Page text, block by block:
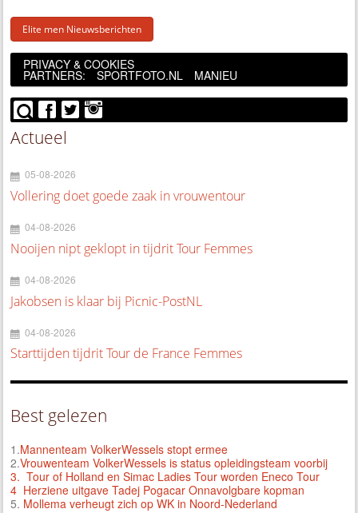
Elite men Nieuwsberichten
PRIVACY & COOKIES
PARTNERS: SPORTFOTO.NL MANIEU
Actueel
05-08-2026
Vollering doet goede zaak in vrouwentour
04-08-2026
Nooijen nipt geklopt in tijdrit Tour Femmes
04-08-2026
Jakobsen is klaar bij Picnic-PostNL
04-08-2026
Starttijden tijdrit Tour de France Femmes
Best gelezen
1.Mannenteam VolkerWessels stopt ermee
2.Vrouwenteam VolkerWessels is status opleidingsteam voorbij
3. Tour of Holland en Simac Ladies Tour worden Eneco Tour
4 Herziene uitgave Tadej Pogacar Onnavolgbare kopman
5. Mollema verheugt zich op WK in Noord-Nederland